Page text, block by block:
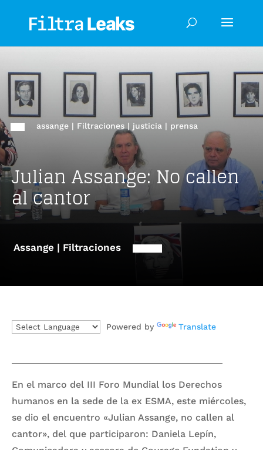
assange| Filtraciones| justicia | prensa
Julian Assange: No callen
al cantor
Assange | Filtraciones
Powered by Translate
En el marco del III Foro Mundial los Derechos
humanos en la sede de la ex ESMA, este miércoles,
se dio el encuentro «Julian Assange, no callen al
cantor», del que participaron: Daniela Lepín,